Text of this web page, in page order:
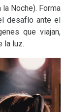
la Noche). Forma
desafío ante el
que viajan,
la luz.